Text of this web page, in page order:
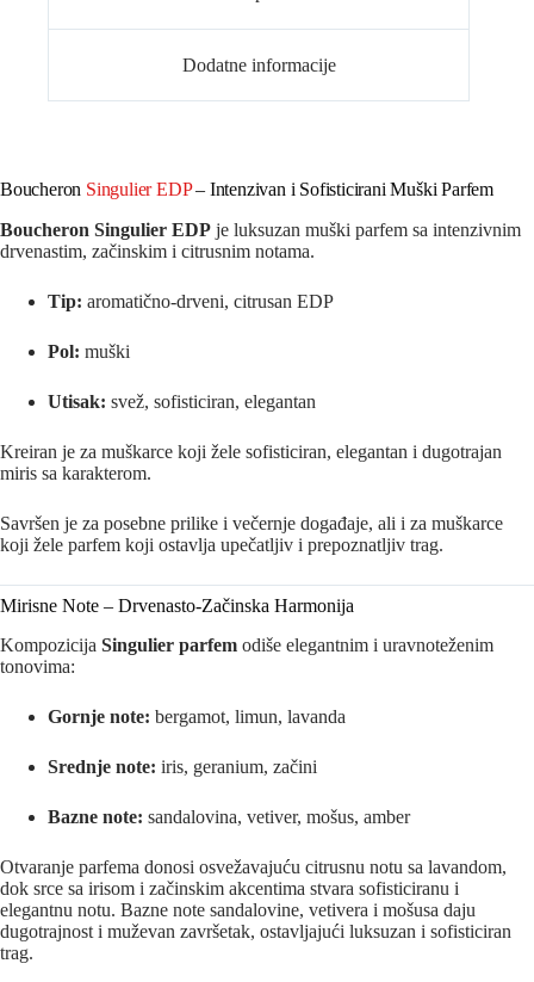
Dodatne informacije
Boucheron Singulier EDP– Intenzivan i Sofisticirani Muški Parfem
Boucheron Singulier EDP je luksuzan muški parfem sa intenzivnim
drvenastim, začinskim i citrusnim notama.
Tip: aromatično‑drveni, citrusan EDP
Pol: muški
Utisak: svež, sofisticiran, elegantan
Kreiran je za muškarce koji žele sofisticiran, elegantan i dugotrajan
miris sa karakterom.
Savršen je za posebne prilike i večernje događaje, ali i za muškarce
koji žele parfem koji ostavlja upečatljiv i prepoznatljiv trag.
Mirisne Note – Drvenasto-Začinska Harmonija
Kompozicija Singulier parfem odiše elegantnim i uravnoteženim
tonovima:
Gornje note: bergamot, limun, lavanda
Srednje note: iris, geranium, začini
Bazne note: sandalovina, vetiver, mošus, amber
Otvaranje parfema donosi osvežavajuću citrusnu notu sa lavandom,
dok srce sa irisom i začinskim akcentima stvara sofisticiranu i
elegantnu notu. Bazne note sandalovine, vetivera i mošusa daju
dugotrajnost i muževan završetak, ostavljajući luksuzan i sofisticiran
trag.